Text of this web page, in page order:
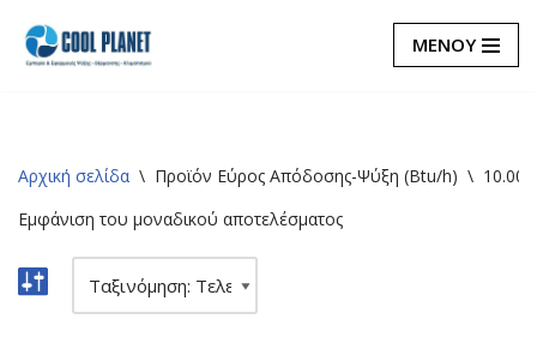
Μεταπηδήστε
ΜΕΝΟΥ
Αρχική σελίδα \ Προϊόν Εύρος Απόδοσης-Ψύξη (Btu/h) \
Εμφάνιση του μοναδικού αποτελέσματος